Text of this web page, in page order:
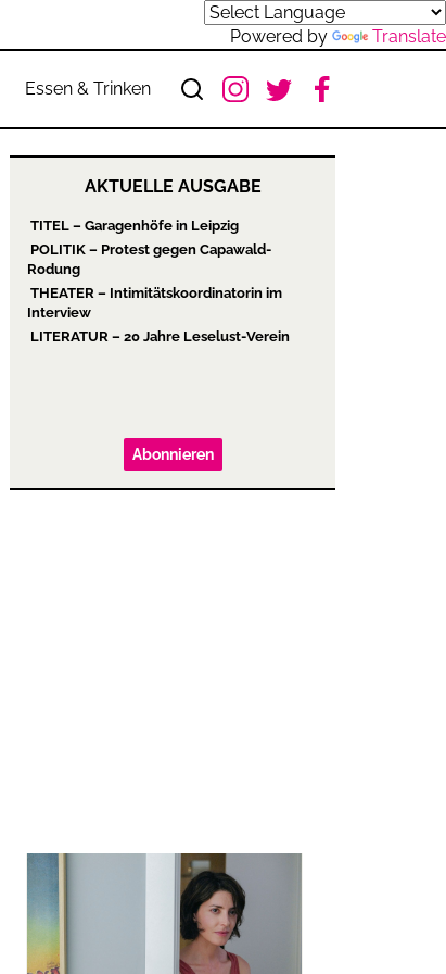
Powered by Translate
Essen & Trinken
AKTUELLE AUSGABE
TITEL – Garagenhöfe in Leipzig
POLITIK – Protest gegen Capawald-
Rodung
THEATER – Intimitätskoordinatorin im
Interview
LITERATUR – 20 Jahre Leselust-Verein
Abonnieren